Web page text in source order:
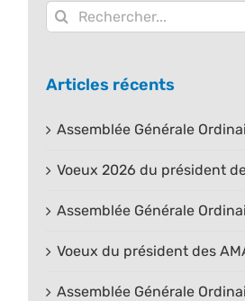
Rechercher:
Articles récents
Assemblée Générale
Voeux 2026 du président
Assemblée Générale
Voeux du président des
Assemblée Générale